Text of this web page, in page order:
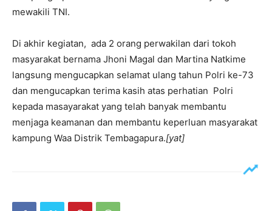
mewakili TNI.
Di akhir kegiatan, ada 2 orang perwakilan dari tokoh
masyarakat bernama Jhoni Magal dan Martina Natkime
langsung mengucapkan selamat ulang tahun Polri ke-73
dan mengucapkan terima kasih atas perhatian Polri
kepada masayarakat yang telah banyak membantu
menjaga keamanan dan membantu keperluan masyarakat
kampung Waa Distrik Tembagapura.[yat]